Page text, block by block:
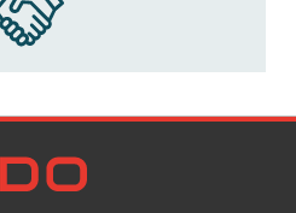
Datenschutzrichtlinien